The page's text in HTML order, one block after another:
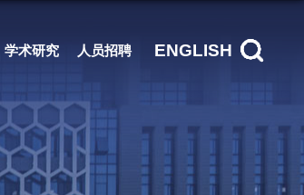
学术研究 人员招聘 ENGLISH